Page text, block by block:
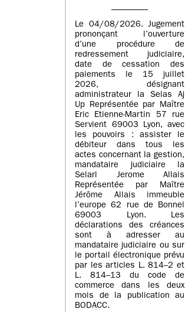
Le 04/08/2026. Jugement
prononçant l’ouverture
d’une procédure de
redressement judiciaire,
date de cessation des
paiements le 15 juillet
2026, désignant
administrateur la Selas Aj
Up Représentée par Maître
Eric Etienne-Martin 57 rue
Servient 69003 Lyon, avec
les pouvoirs : assister le
débiteur dans tous les
actes concernant la gestion,
mandataire judiciaire la
Selarl Jerome Allais
Représentée par Maître
Jérôme Allais immeuble
l’europe 62 rue de Bonnel
69003 Lyon. Les
déclarations des créances
sont à adresser au
mandataire judiciaire ou sur
le portail électronique prévu
par les articles L. 814–2 et
L. 814–13 du code de
commerce dans les deux
mois de la publication au
BODACC.